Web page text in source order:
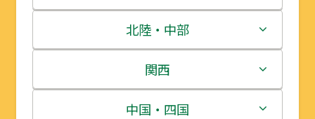
青森県
岩手県
宮城県
茨城県
栃木県
群馬県
北陸・中部
新潟県
富山県
関西
三重県
中国・四国